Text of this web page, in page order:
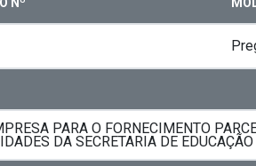
Nº
PARA O FORNECIMENTO
DA SECRETARIA DE